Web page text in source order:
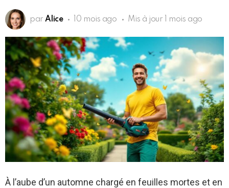
par Alice 10 mois ago Mis à jour 1 mois ago
À l’aube d’un automne chargé en feuilles mortes et en